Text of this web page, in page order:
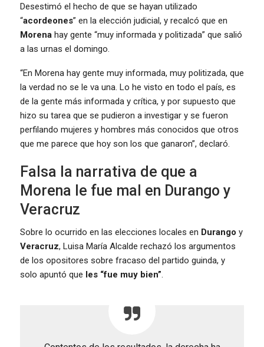
Desestimó el hecho de que se hayan utilizado
“acordeones” en la elección judicial, y recalcó que en
Morena hay gente “muy informada y politizada” que salió
a las urnas el domingo.
“En Morena hay gente muy informada, muy politizada, que
la verdad no se le va una. Lo he visto en todo el país, es
de la gente más informada y crítica, y por supuesto que
hizo su tarea que se pudieron a investigar y se fueron
perfilando mujeres y hombres más conocidos que otros
que me parece que hoy son los que ganaron”, declaró.
Falsa la narrativa de que a
Morena le fue mal en Durango y
Veracruz
Sobre lo ocurrido en las elecciones locales en Durango y
Veracruz, Luisa María Alcalde rechazó los argumentos
de los opositores sobre fracaso del partido guinda, y
solo apuntó que les “fue muy bien”.